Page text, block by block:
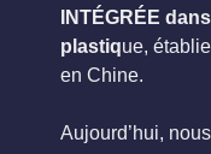
INTÉGRÉE
plastique,
en Chine.
Aujourd’hui,